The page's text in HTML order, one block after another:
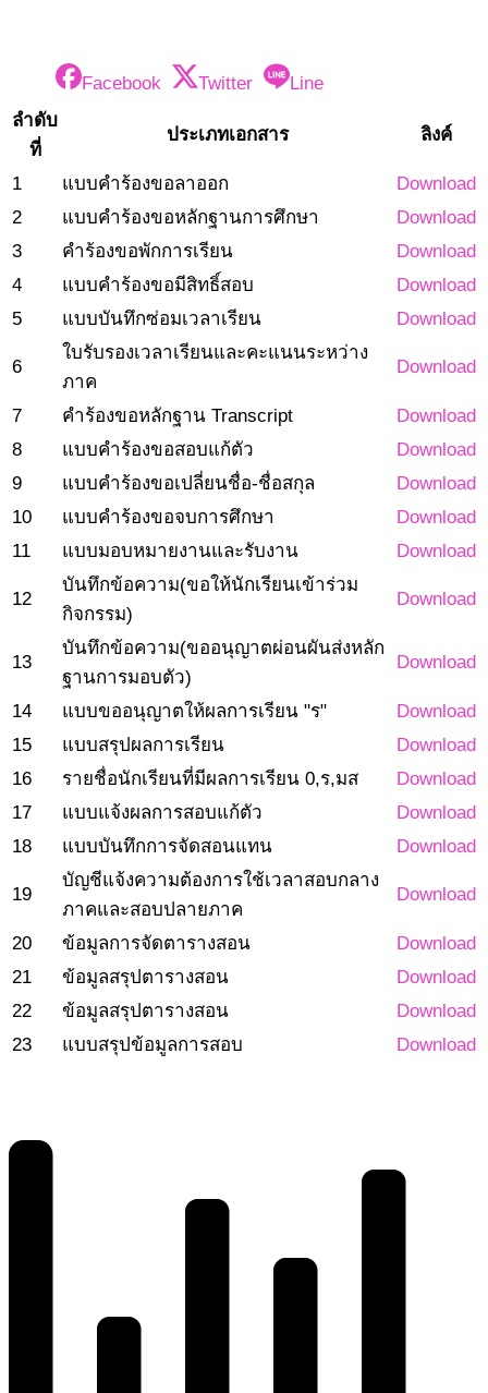
Facebook Twitter
Line
ลำดับ
ที่
ประเภทเอกสาร ลิงค์
1 แบบคำร้องขอลาออก
Download
2
แบบคำร้องขอหลักฐานการศึกษา
Download
3
คำร้องขอพักการเรียน
Download
4
แบบคำร้องขอมีสิทธิ์สอบ
Download
5
แบบบันทึกซ่อมเวลาเรียน Download
6
ใบรับรองเวลาเรียนและคะแนนระหว่าง
ภาค
Download
7 คำร้องขอหลักฐาน Transcript
Download
8
แบบคำร้องขอสอบแก้ตัว
Download
9
แบบคำร้องขอเปลี่ยนชื่อ-ชื่อสกุล
Download
10
แบบคำร้องขอจบการศึกษา
Download
11
แบบมอบหมายงานและรับงาน Download
12
บันทึกข้อความ(ขอให้นักเรียนเข้าร่วม
กิจกรรม)
Download
13
บันทึกข้อความ(ขออนุญาตผ่อนผันส่งหลัก
ฐานการมอบตัว)
Download
14 แบบขออนุญาตให้ผลการเรียน "ร"
Download
15
แบบสรุปผลการเรียน
Download
16
รายชื่อนักเรียนที่มีผลการเรียน 0,ร,มส
Download
17
แบบแจ้งผลการสอบแก้ตัว
Download
18
แบบบันทึกการจัดสอนแทน Download
19
บัญชีแจ้งความต้องการใช้เวลาสอบกลาง
ภาคและสอบปลายภาค
Download
20 ข้อมูลการจัดตารางสอน
Download
21
ข้อมูลสรุปตารางสอน
Download
22
ข้อมูลสรุปตารางสอน
Download
23
แบบสรุปข้อมูลการสอบ Download